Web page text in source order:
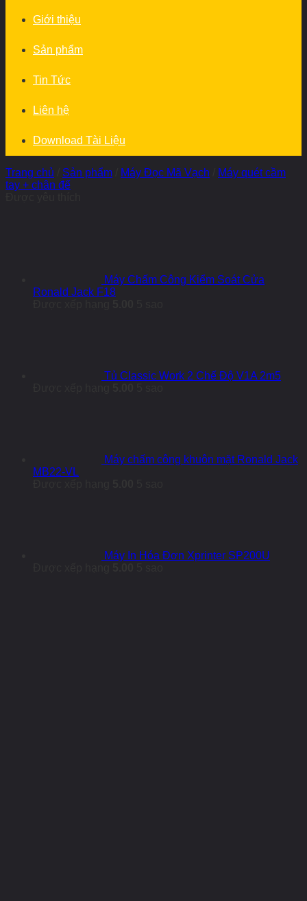
Giới thiệu
Sản phẩm
Tin Tức
Liên hệ
Download Tài Liệu
Trang chủ Sản phẩm Máy Đọc Mã Vạch
Máy quét cầm
tay + chân đế
Máy Chấm Công Kiểm Soát Cửa
Ronald Jack F18
Tủ Classic Work 2 Chế Độ V1A 2m5
Máy chấm công khuôn mặt Ronald Jack
MB22-VL
Máy In Hóa Đơn Xprinter SP200U